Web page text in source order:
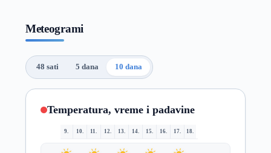
Meteogrami
48 sati 5 dana 10 dana
Temperatura, vreme i padavine
9. 10. 11. 12. 13. 14. 15. 16. 17. 18.